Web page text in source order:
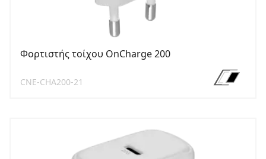
Φορτιστής τοίχου OnCharge 200
CNE-CHA200-21